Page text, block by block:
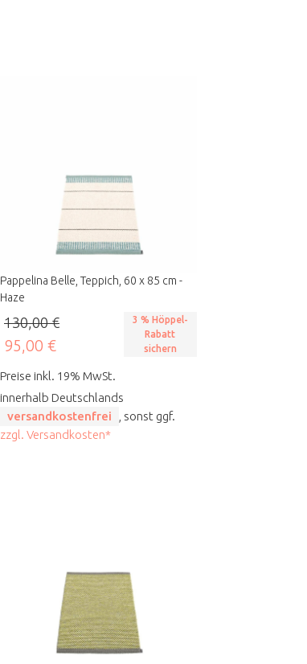
Pappelina Belle, Teppich, 60 x 85 cm -
Haze
130,00 €
95,00 €
3 % Höppel-
Rabatt
sichern
Preise inkl. 19% MwSt.
innerhalb Deutschlands
versandkostenfrei
, sonst ggf.
zzgl. Versandkosten*